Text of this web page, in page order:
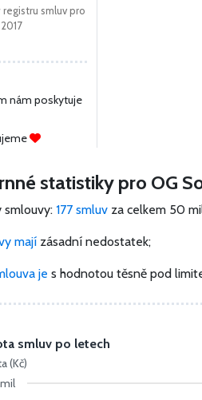
smluv pro
nám poskytuje
statistiky pro OG
smlouvy: 177 smluv za celkem 50
mají zásadní nedostatek;
je s hodnotou těsně pod
(Kč)
smluv po letech